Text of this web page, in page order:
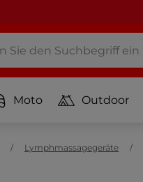
Moto Outdoor
Lymphmassagegeräte